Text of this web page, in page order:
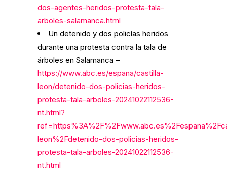
dos-agentes-heridos-protesta-tala-
arboles-salamanca.html
Un detenido y dos policías heridos
durante una protesta contra la tala de
árboles en Salamanca –
https://www.abc.es/espana/castilla-
leon/detenido-dos-policias-heridos-
protesta-tala-arboles-20241022112536-
nt.html?
leon%2Fdetenido-dos-policias-heridos-
protesta-tala-arboles-20241022112536-
nt.html